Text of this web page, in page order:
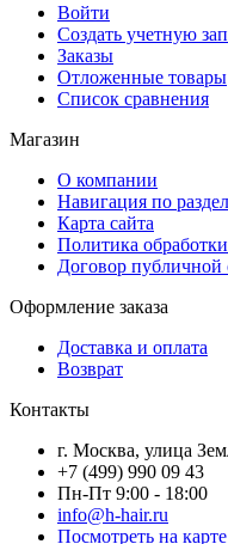
Войти
Создать учетную
Заказы
Отложенные товары
Список сравнения
Магазин
О компании
Навигация по
Карта сайта
Политика
Договор публичной
Оформление заказа
Доставка и оплата
Возврат
Контакты
г. Москва, улица
+7 (499) 990 09 43
Пн-Пт 9:00 - 18:00
info@h-hair.ru
Посмотреть на карте